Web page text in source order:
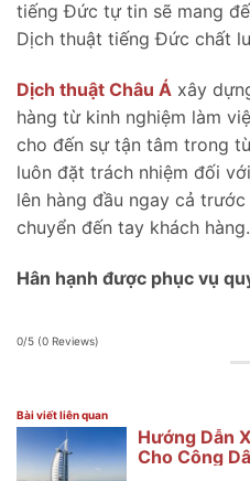
tiếng Đức tự tin sẽ mang
Dịch thuật tiếng Đức chất
Dịch thuật Châu Á xây
hàng từ kinh nghiệm làm
cho đến sự tận tâm trong
luôn đặt trách nhiệm đối
lên hàng đầu ngay cả
chuyển đến tay khách hàng.
Hân hạnh được phục vụ
0/5 (0 Reviews)
Bài viết liên quan
Hướng Dẫn
Cho Công